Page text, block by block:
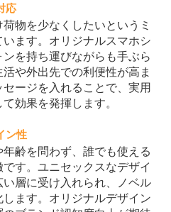
応
物を少なくしたいというミ
ます。オリジナルスマホシ
を持ち運びながらも手ぶら
や外出先での利便性が高ま
ージを入れることで、実用
効果を発揮します。
ン性
齢を問わず、誰でも使える
す。ユニセックスなデザイ
層に受け入れられ、ノベル
ます。オリジナルデザイン